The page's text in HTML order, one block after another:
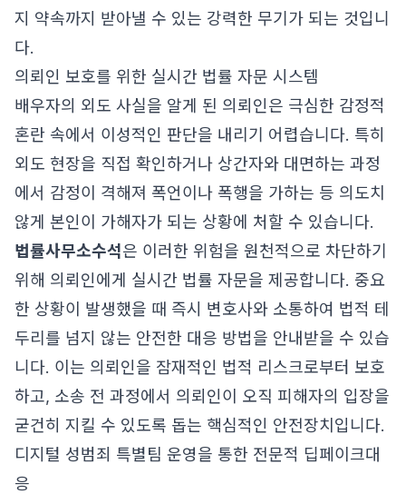
지 약속까지 받아낼 수 있는 강력한 무기가 되는 것입니
다.
의뢰인 보호를 위한 실시간 법률 자문 시스템
배우자의 외도 사실을 알게 된 의뢰인은 극심한 감정적
혼란 속에서 이성적인 판단을 내리기 어렵습니다. 특히
외도 현장을 직접 확인하거나 상간자와 대면하는 과정
에서 감정이 격해져 폭언이나 폭행을 가하는 등 의도치
않게 본인이 가해자가 되는 상황에 처할 수 있습니다.
법률사무소수석은 이러한 위험을 원천적으로 차단하기
위해 의뢰인에게 실시간 법률 자문을 제공합니다. 중요
한 상황이 발생했을 때 즉시 변호사와 소통하여 법적 테
두리를 넘지 않는 안전한 대응 방법을 안내받을 수 있습
니다. 이는 의뢰인을 잠재적인 법적 리스크로부터 보호
하고, 소송 전 과정에서 의뢰인이 오직 피해자의 입장을
굳건히 지킬 수 있도록 돕는 핵심적인 안전장치입니다.
디지털 성범죄 특별팀 운영을 통한 전문적 딥페이크대
응